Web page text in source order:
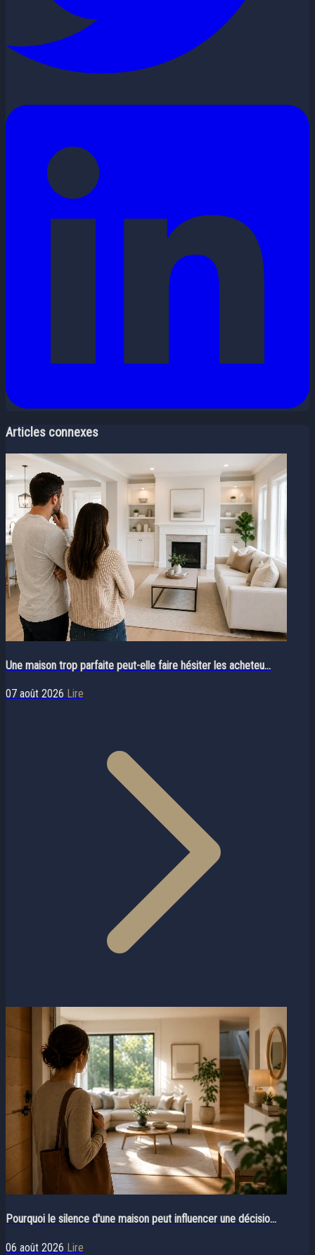
Articles connexes
Une maison trop parfaite peut-elle faire hésiter les acheteu...
07 août 2026 Lire
Pourquoi le silence d'une maison peut influencer une décisio...
06 août 2026 Lire